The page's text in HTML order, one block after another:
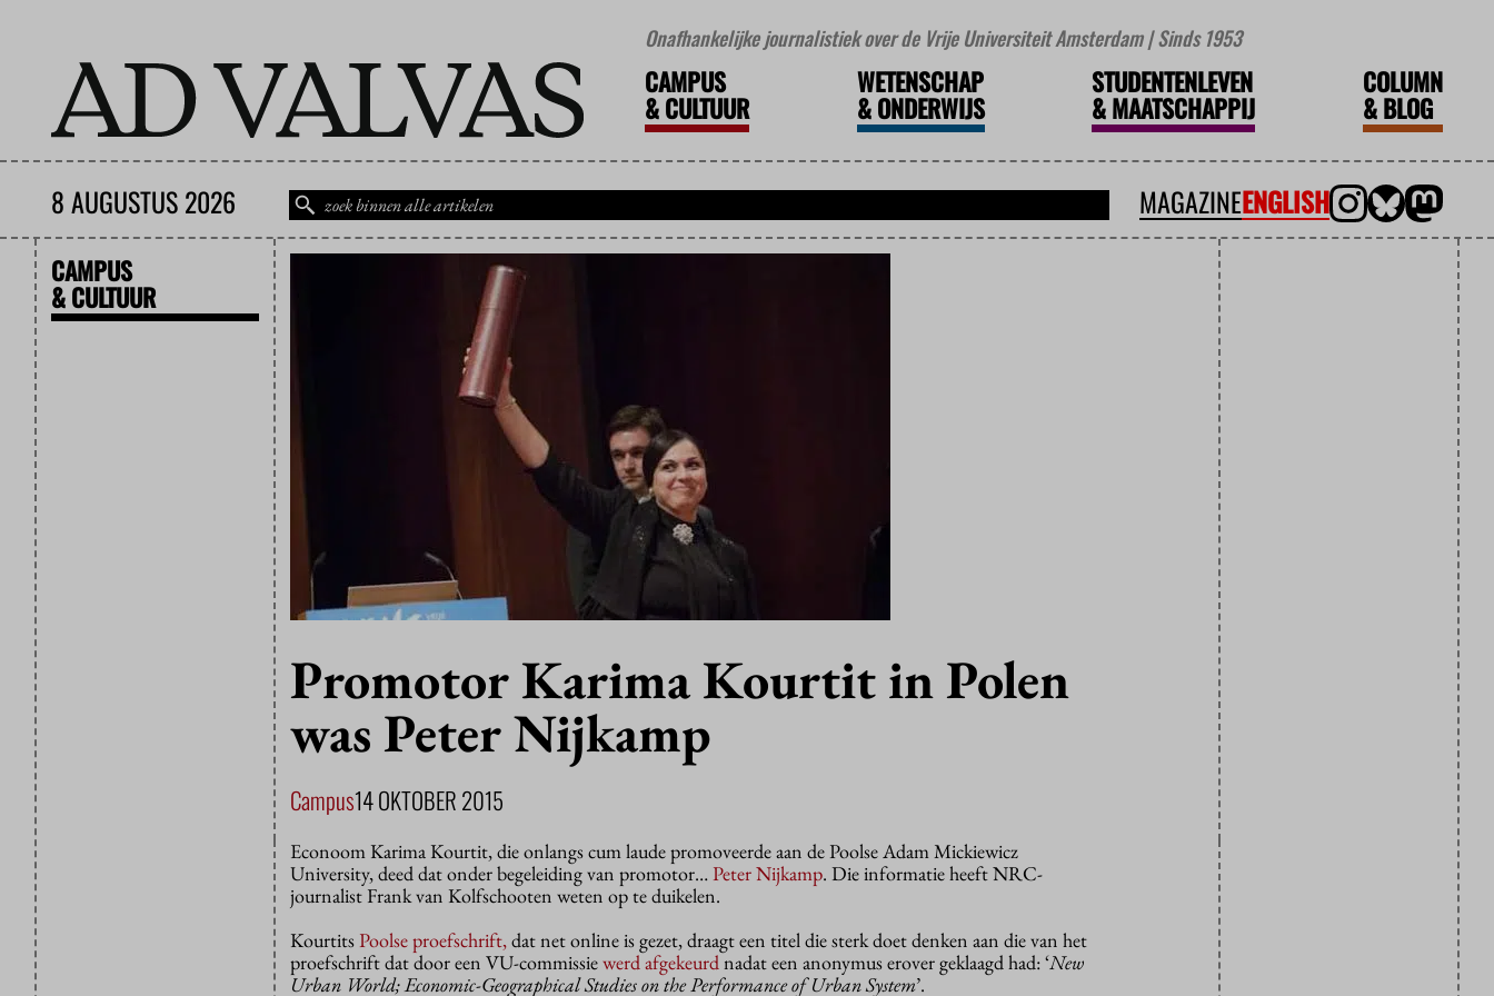
Onafhankelijke journalistiek over de Vrije Universiteit Amsterdam | Sinds 1953
CAMPUS
&CULTUUR
WETENSCHAP
&ONDERWIJS
STUDENTENLEVEN
&MAATSCHAPPIJ
COLUMN
&BLOG
8 AUGUSTUS 2026 MAGAZINEENGLISH
CAMPUS
& CULTUUR
Promotor Karima Kourtit in Polen
was Peter Nijkamp
Campus14 OKTOBER 2015
Econoom Karima Kourtit, die onlangs cum laude promoveerde aan de Poolse Adam Mickiewicz
University, deed dat onder begeleiding van promotor…Peter Nijkamp. Die informatie heeft NRC-
journalist Frank van Kolfschooten weten op te duikelen.
KourtitsPoolse proefschrift,dat net online is gezet, draagt een titel die sterk doet denken aan die van het
proefschrift dat door een VU-commissiewerd afgekeurdnadat een anonymus erover geklaagd had: ‘New
Urban World; Economic-Geographical Studies on the Performance of Urban System’.